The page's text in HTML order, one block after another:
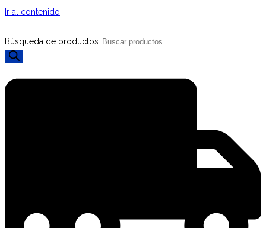
Ir al contenido
Búsqueda de productos